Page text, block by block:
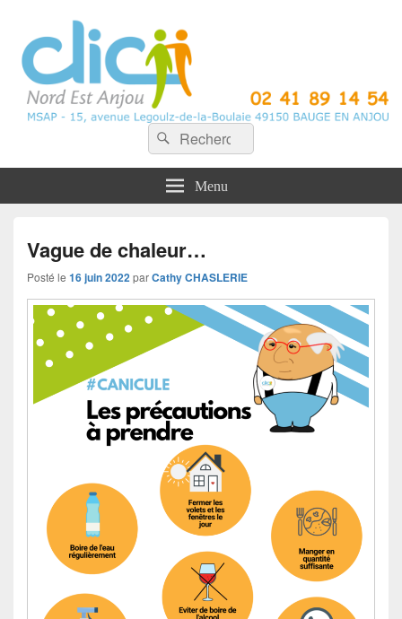
CLIC Nord Est Anjou
Recherche :
Rechercher
Menu
Vague de chaleur…
Posté le 16 juin 2022parCathy CHASLERIE